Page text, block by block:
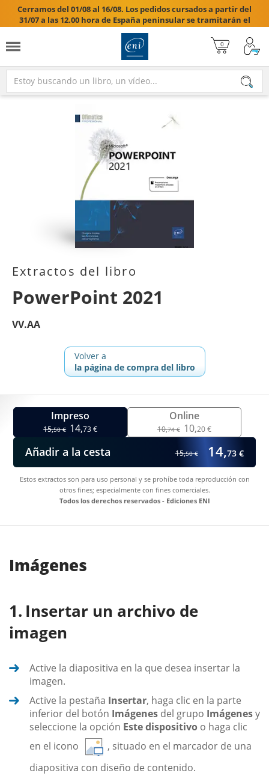
Cerramos del 01/08 al 16/08. Los pedidos cursados a partir del
31/07 a las 12.00 hora de España peninsular se tramitarán el
17/08/2026.

Extractos del libro
PowerPoint 2021
VV.AA
Volver a
la página de compra del libro
Impreso
15,50 € 14,73 €
Online
10,74 € 10,20 €
Añadir a la cesta 15,50 € 14,73 €
Estos extractos son para uso personal y se prohíbe toda reproducción con
otros fines; especialmente con fines comerciales.
Todos los derechos reservados - Ediciones ENI
Imágenes
Insertar un archivo de
imagen
Active la diapositiva en la que desea insertar la
imagen.
Active la pestaña Insertar, haga clic en la parte
inferior del botón Imágenes del grupo Imágenesy
seleccione la opción Este dispositivo o haga clic
en el icono
, situado en el marcador de una
diapositiva con diseño de contenido.